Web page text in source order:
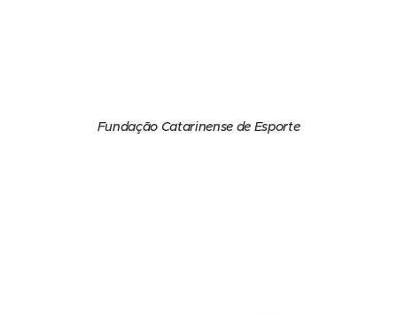
Fundação Catarinense de Esporte